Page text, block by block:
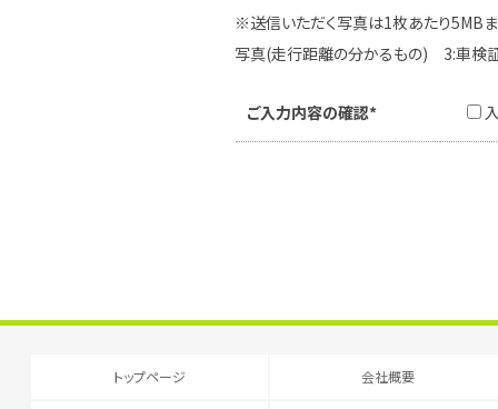
※送信いただく写真は1枚あたり5MBま
写真(走行距離の分かるもの) 3:車検
ご入力内容の確認*
トップページ 会社概要